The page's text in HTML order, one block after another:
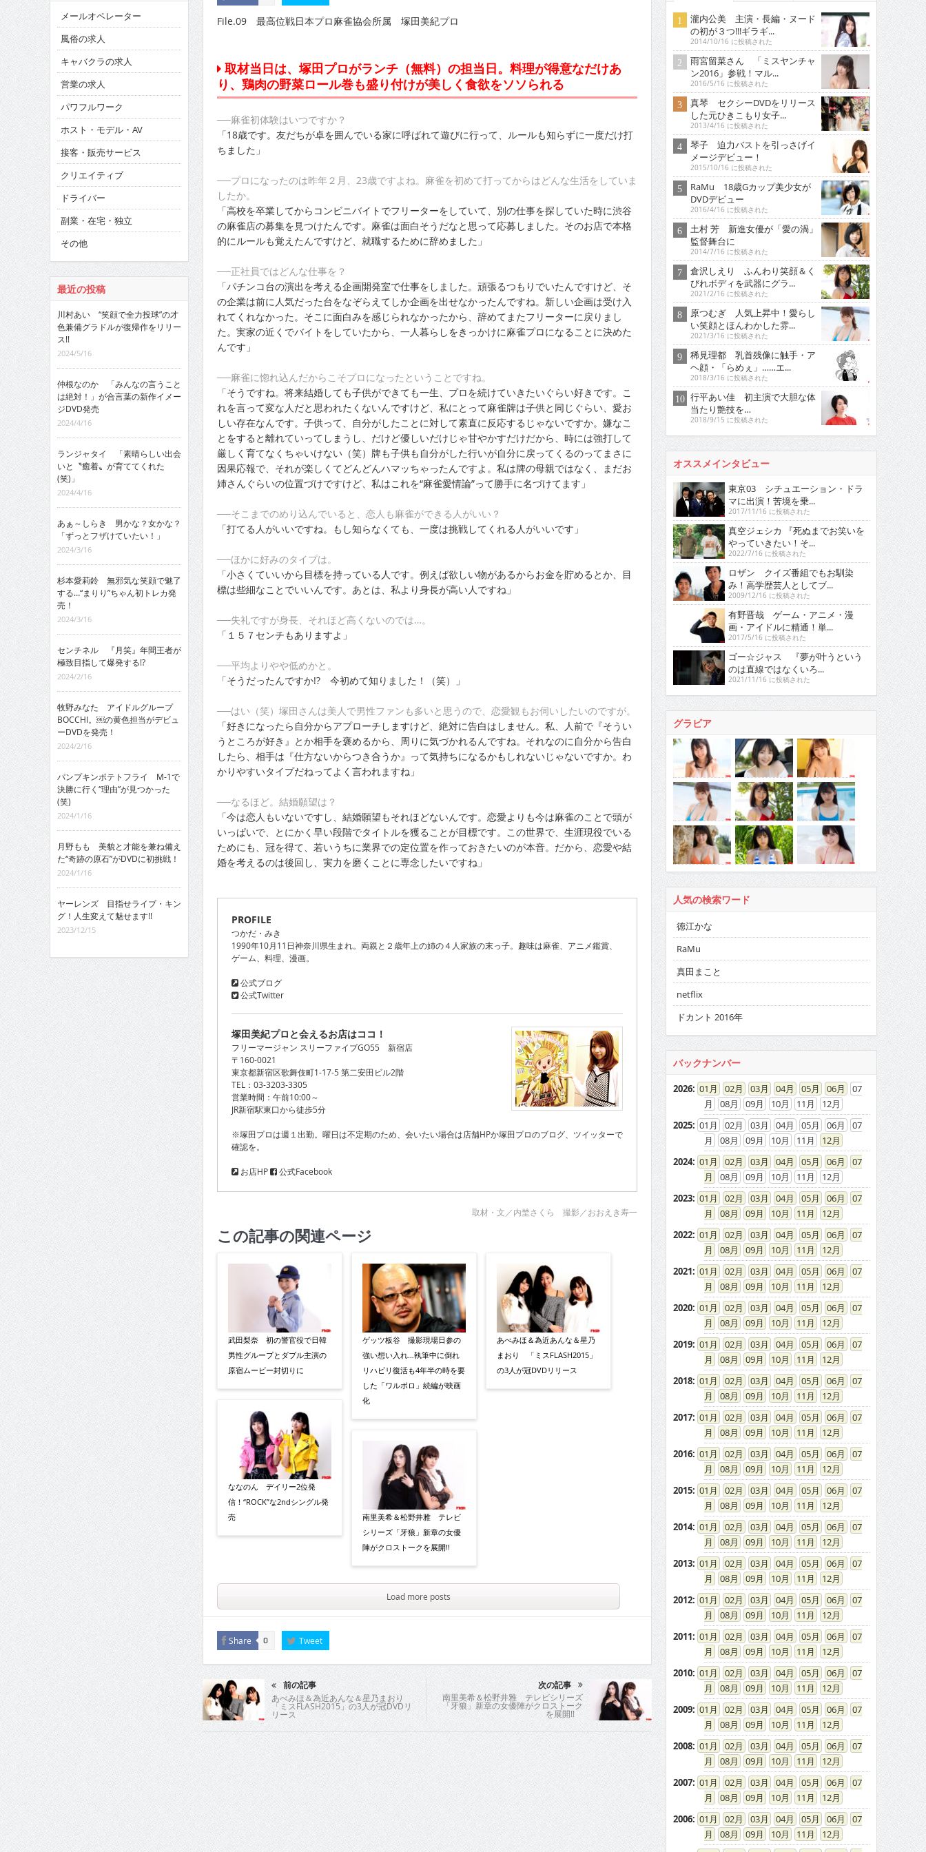
File.09 最高位戦日本プロ麻雀協会所属 塚田美紀プロ
取材当日は、塚田プロがランチ（無料）の担当日。料理が得意なだけあ
り、鶏肉の野菜ロール巻も盛り付けが美しく食欲をソソられる
──麻雀初体験はいつですか？
「18歳です。友だちが卓を囲んでいる家に呼ばれて遊びに行って、ルールも知らずに一度だけ打
ちました」
──プロになったのは昨年２月、23歳ですよね。麻雀を初めて打ってからはどんな生活をしていま
したか。
「高校を卒業してからコンビニバイトでフリーターをしていて、別の仕事を探していた時に渋谷
の麻雀店の募集を見つけたんです。麻雀は面白そうだなと思って応募しました。そのお店で本格
的にルールも覚えたんですけど、就職するために辞めました」
──正社員ではどんな仕事を？
「パチンコ台の演出を考える企画開発室で仕事をしました。頑張るつもりでいたんですけど、そ
の企業は前に人気だった台をなぞらえてしか企画を出せなかったんですね。新しい企画は受け入
れてくれなかった。そこに面白みを感じられなかったから、辞めてまたフリーターに戻りまし
た。実家の近くでバイトをしていたから、一人暮らしをきっかけに麻雀プロになることに決めた
んです」
──麻雀に惚れ込んだからこそプロになったということですね。
「そうですね。将来結婚しても子供ができても一生、プロを続けていきたいぐらい好きです。こ
れを言って変な人だと思われたくないんですけど、私にとって麻雀牌は子供と同じぐらい、愛お
しい存在なんです。子供って、自分がしたことに対して素直に反応するじゃないですか。嫌なこ
とをすると離れていってしまうし、だけど優しいだけじゃ甘やかすだけだから、時には強打して
厳しく育てなくちゃいけない（笑）牌も子供も自分がした行いが自分に戻ってくるのってまさに
因果応報で、それが楽しくてどんどんハマッちゃったんですよ。私は牌の母親ではなく、まだお
姉さんぐらいの位置づけですけど、私はこれを“麻雀愛情論”って勝手に名づけてます」
──そこまでのめり込んでいると、恋人も麻雀ができる人がいい？
「打てる人がいいですね。もし知らなくても、一度は挑戦してくれる人がいいです」
──ほかに好みのタイプは。
「小さくていいから目標を持っている人です。例えば欲しい物があるからお金を貯めるとか、目
標は些細なことでいいんです。あとは、私より身長が高い人ですね」
──失礼ですが身長、それほど高くないのでは…。
「１５７センチもありますよ」
──平均よりやや低めかと。
「そうだったんですか!? 今初めて知りました！（笑）」
──はい（笑）塚田さんは美人で男性ファンも多いと思うので、恋愛観もお伺いしたいのですが。
「好きになったら自分からアプローチしますけど、絶対に告白はしません。私、人前で『そうい
うところが好き』とか相手を褒めるから、周りに気づかれるんですね。それなのに自分から告白
したら、相手は『仕方ないからつき合うか』って気持ちになるかもしれないじゃないですか。わ
かりやすいタイプだねってよく言われますね」
──なるほど。結婚願望は？
「今は恋人もいないですし、結婚願望もそれほどないんです。恋愛よりも今は麻雀のことで頭が
いっぱいで、とにかく早い段階でタイトルを獲ることが目標です。この世界で、生涯現役でいる
ためにも、冠を得て、若いうちに業界での定位置を作っておきたいのが本音。だから、恋愛や結
婚を考えるのは後回し、実力を磨くことに専念したいですね」
PROFILE
つかだ・みき
1990年10月11日神奈川県生まれ。両親と２歳年上の姉の４人家族の末っ子。趣味は麻雀、アニメ鑑賞、
ゲーム、料理、漫画。
公式ブログ
公式Twitter
塚田美紀プロと会えるお店はココ！
フリーマージャン スリーファイブGO55 新宿店
〒160-0021
東京都新宿区歌舞伎町1-17-5 第二安田ビル2階
TEL：03-3203-3305
営業時間：午前10:00～
JR新宿駅東口から徒歩5分
※塚田プロは週１出勤。曜日は不定期のため、会いたい場合は店舗HPか塚田プロのブログ、ツイッターで
確認を。
お店HP 公式Facebook
取材・文／内埜さくら 撮影／おおえき寿一
この記事の関連ページ
武田梨奈 初の警官役で日韓
男性グループとダブル主演の
原宿ムービー封切りに
ななのん デイリー2位発
信！“ROCK”な2ndシングル発
売
ゲッツ板谷 撮影現場日参の
強い想い入れ…執筆中に倒れ
リハビリ復活も4年半の時を要
した「ワルボロ」続編が映画
化
南里美希＆松野井雅 テレビ
シリーズ「牙狼」新章の女優
陣がクロストークを展開!!
あべみほ＆為近あんな＆星乃
まおり 「ミスFLASH2015」
の3人が冠DVDリリース
Load more posts
Share 0 Tweet
前の記事
あべみほ＆為近あんな＆星乃まおり
「ミスFLASH2015」の3人が冠DVDリ
リース
次の記事
南里美希＆松野井雅 テレビシリーズ
「牙狼」新章の女優陣がクロストーク
を展開!!
メールオペレーター
風俗の求人
キャバクラの求人
営業の求人
パワフルワーク
ホスト・モデル・AV
接客・販売サービス
クリエイティブ
ドライバー
副業・在宅・独立
その他
最近の投稿
川村あい “笑顔で全力投球”の才
色兼備グラドルが復帰作をリリー
ス!!
2024/5/16
仲根なのか 「みんなの言うこと
は絶対！」が合言葉の新作イメー
ジDVD発売
2024/4/16
ランジャタイ 「素晴らしい出会
いと〝癒着〟が育ててくれた
(笑)」
2024/4/16
あぁ～しらき 男かな？女かな？
「ずっとフザけていたい！」
2024/3/16
杉本愛莉鈴 無邪気な笑顔で魅了
する…“まりり”ちゃん初トレカ発
売！
2024/3/16
センチネル 『月笑』年間王者が
極致目指して爆発する!?
2024/2/16
牧野みなた アイドルグループ
BOCCHI。￼の黄色担当がデビュ
ーDVDを発売！
2024/2/16
パンプキンポテトフライ M-1で
決勝に行く“理由”が見つかった
(笑)
2024/1/16
月野もも 美貌と才能を兼ね備え
た“奇跡の原石”がDVDに初挑戦！
2024/1/16
ヤーレンズ 目指せライブ・キン
グ！人生変えて魅せます!!
2023/12/15
瀧内公美 主演・長編・ヌード
の初が３つ!!!ギラギ...
2014/10/16 に投稿された
雨宮留菜さん 「ミスヤンチャ
ン2016」参戦！マル...
2016/5/16 に投稿された
真琴 セクシーDVDをリリース
した元ひきこもり女子...
2013/4/16 に投稿された
琴子 迫力バストを引っさげイ
メージデビュー！
2015/10/16 に投稿された
RaMu 18歳Gカップ美少女が
DVDデビュー
2016/4/16 に投稿された
土村 芳 新進女優が「愛の渦」
監督舞台に
2014/7/16 に投稿された
倉沢しえり ふんわり笑顔＆く
びれボディを武器にグラ...
2021/2/16 に投稿された
原つむぎ 人気上昇中！愛らし
い笑顔とほんわかした雰...
2021/3/16 に投稿された
稀見理都 乳首残像に触手・ア
ヘ顔・「らめぇ」……エ...
2018/3/16 に投稿された
行平あい佳 初主演で大胆な体
当たり艶技を…
2018/9/15 に投稿された
オススメインタビュー
東京03 シチュエーション・ドラ
マに出演！苦境を乗...
2017/11/16 に投稿された
真空ジェシカ 『死ぬまでお笑いを
やっていきたい！そ...
2022/7/16 に投稿された
ロザン クイズ番組でもお馴染
み！高学歴芸人としてブ...
2009/12/16 に投稿された
有野晋哉 ゲーム・アニメ・漫
画・アイドルに精通！単...
2017/5/16 に投稿された
ゴー☆ジャス 『夢が叶うという
のは直線ではなくいろ...
2021/11/16 に投稿された
グラビア
人気の検索ワード
徳江かな
RaMu
真田まこと
netflix
ドカント 2016年
バックナンバー
2026: 01 02 03 04 05 06
07
08
09 10 11
12
2025: 01 02 03 04 05 06
07
08
09 10 11
12
2024: 01 02 03 04 05 06
07
08
09 10 11
12
2023: 01 02 03 04 05 06
07
08
09 10 11
12
2022: 01 02 03 04 05 06
07
08
09 10 11
12
2021: 01 02 03 04 05 06
07
08
09 10 11
12
2020: 01 02 03 04 05 06
07
08
09 10 11
12
2019: 01 02 03 04 05 06
07
08
09 10 11
12
2018: 01 02 03 04 05 06
07
08
09 10 11
12
2017: 01 02 03 04 05 06
07
08
09 10 11
12
2016: 01 02 03 04 05 06
07
08
09 10 11
12
2015: 01 02 03 04 05 06
07
08
09 10 11
12
2014: 01 02 03 04 05 06
07
08
09 10 11
12
2013: 01 02 03 04 05 06
07
08
09 10 11
12
2012: 01 02 03 04 05 06
07
08
09 10 11
12
2011: 01 02 03 04 05 06
07
08
09 10 11
12
2010: 01 02 03 04 05 06
07
08
09 10 11
12
2009: 01 02 03 04 05 06
07
08
09 10 11
12
2008: 01 02 03 04 05 06
07
08
09 10 11
12
2007: 01 02 03 04 05 06
07
08
09 10 11
12
2006: 01 02 03 04 05 06
07
08
09 10 11
12